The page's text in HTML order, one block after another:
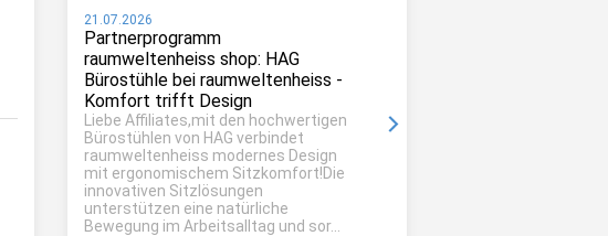
21.07.2026
Partnerprogramm
raumweltenheiss shop: HAG
Bürostühle bei raumweltenheiss -
Komfort trifft Design
Liebe Affiliates,mit den hochwertigen
Bürostühlen von HAG verbindet
raumweltenheiss modernes Design
mit ergonomischem Sitzkomfort!Die
innovativen Sitzlösungen
unterstützen eine natürliche
Bewegung im Arbeitsalltag und sor...